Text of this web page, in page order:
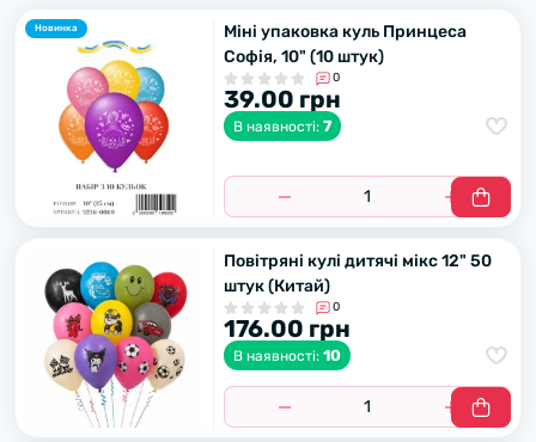
Новинка
Міні упаковка куль Принцеса
Софія, 10" (10 штук)
0
39.00 грн
В наявності: 7
Повітряні кулі дитячі мікс 12" 50
штук (Китай)
0
176.00 грн
В наявності: 10